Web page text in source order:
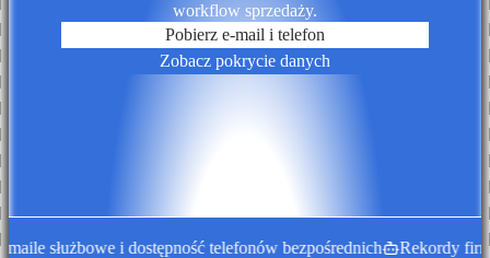
workflow sprzedaży.
Pobierz e-mail i telefon
Zobacz pokrycie danych
służbowe i dostępność telefonów bezpośrednich Rekordy firm